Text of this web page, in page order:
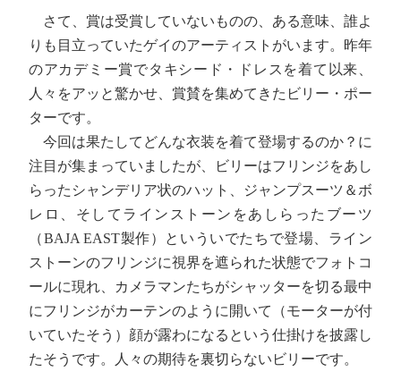
さて、賞は受賞していないものの、ある意味、誰よ
りも目立っていたゲイのアーティストがいます。昨年
のアカデミー賞でタキシード・ドレスを着て以来、
人々をアッと驚かせ、賞賛を集めてきたビリー・ポー
ターです。
今回は果たしてどんな衣装を着て登場するのか？に
注目が集まっていましたが、ビリーはフリンジをあし
らったシャンデリア状のハット、ジャンプスーツ＆ボ
レロ、そしてラインストーンをあしらったブーツ
（BAJA EAST製作）といういでたちで登場、ライン
ストーンのフリンジに視界を遮られた状態でフォトコ
ールに現れ、カメラマンたちがシャッターを切る最中
にフリンジがカーテンのように開いて（モーターが付
いていたそう）顔が露わになるという仕掛けを披露し
たそうです。人々の期待を裏切らないビリーです。